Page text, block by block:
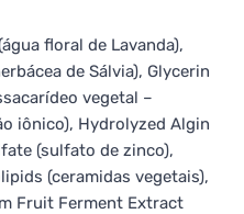
floral de Lavanda),
de Sálvia), Glycerin
vegetal –
iônico), Hydrolyzed Algin
(sulfato de zinco),
(ceramidas vegetais),
Fruit Ferment Extract